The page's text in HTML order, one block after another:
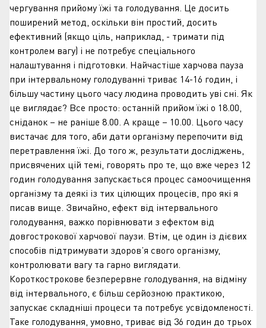
чергування прийому їжі та голодування. Це досить
поширений метод, оскільки він простий, досить
ефективний (якщо ціль, наприклад, - тримати під
контролем вагу) і не потребує спеціального
налаштування і підготовки. Найчастіше харчова пауза
при інтервальному голодуванні триває 14-16 годин, і
більшу частину цього часу людина проводить уві сні. Як
це виглядає? Все просто: останній прийом їжі о 18.00,
сніданок – не раніше 8.00. А краще – 10.00. Цього часу
вистачає для того, аби дати організму перепочити від
перетравлення їжі. До того ж, результати досліджень,
присвячених цій темі, говорять про те, що вже через 12
годин голодування запускається процес самоочищення
організму та деякі із тих цілющих процесів, про які я
писав вище. Звичайно, ефект від інтервального
голодування, важко порівнювати з ефектом від
довгострокової харчової паузи. Втім, це один із дієвих
способів підтримувати здоров’я свого організму,
контролювати вагу та гарно виглядати.
Короткострокове безперервне голодування, на відміну
від інтервального, є більш серйозною практикою,
запускає складніші процеси та потребує усвідомленості.
Таке голодування, умовно, триває від 36 годин до трьох